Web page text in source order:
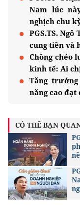
Nam lúc
nghịch chu
PGS.TS.
cung tiền và
Chồng chéo
kinh tế: Ai
Tăng
năng cao đạt
CÓ THỂ BẠN